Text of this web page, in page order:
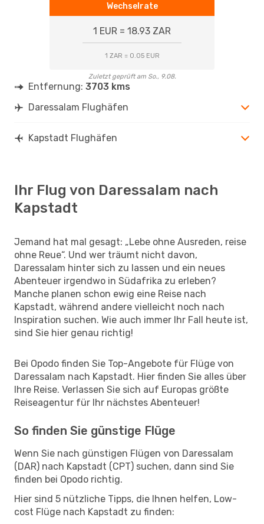
Wechselrate
1 EUR = 18.93 ZAR
1 ZAR = 0.05 EUR
Zuletzt geprüft am So., 9.08.
Entfernung: 3703 kms
Daressalam Flughäfen
Kapstadt Flughäfen
Ihr Flug von Daressalam nach
Kapstadt
Jemand hat mal gesagt: „Lebe ohne Ausreden, reise
ohne Reue“. Und wer träumt nicht davon,
Daressalam hinter sich zu lassen und ein neues
Abenteuer irgendwo in Südafrika zu erleben?
Manche planen schon ewig eine Reise nach
Kapstadt, während andere vielleicht noch nach
Inspiration suchen. Wie auch immer Ihr Fall heute ist,
sind Sie hier genau richtig!
Bei Opodo finden Sie Top-Angebote für Flüge von
Daressalam nach Kapstadt. Hier finden Sie alles über
Ihre Reise. Verlassen Sie sich auf Europas größte
Reiseagentur für Ihr nächstes Abenteuer!
So finden Sie günstige Flüge
Wenn Sie nach günstigen Flügen von Daressalam
(DAR) nach Kapstadt (CPT) suchen, dann sind Sie
finden bei Opodo richtig.
Hier sind 5 nützliche Tipps, die Ihnen helfen, Low-
cost Flüge nach Kapstadt zu finden: